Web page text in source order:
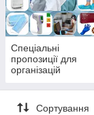
Спеціальні
пропозиції для
організацій
Сортування